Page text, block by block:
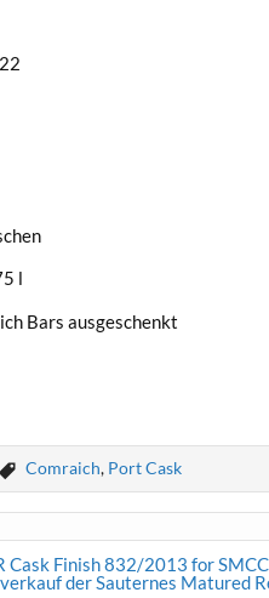
l
Bars ausgeschenkt
Comraich, Port Cask
Cask Finish 832/2013 for
der Sauternes Matured